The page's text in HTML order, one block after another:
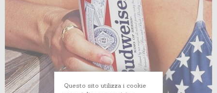
Questo sito utilizza i cookie